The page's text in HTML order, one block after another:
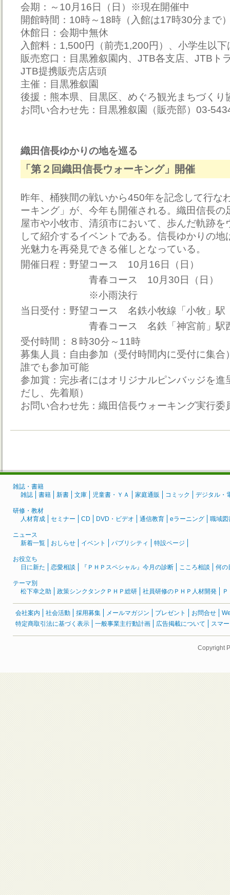
会期：～10月16日（日）※現在開催中
開館時間：10時～18時（入館は17時30分まで
休館日：会期中無休
入館料：1,500円（前売1,200円）、小学生以下
販売窓口：目黒雅叙園内、JTB各支店、JTBト
JTB提携販売店店頭
主催：目黒雅叙園
後援：熊本県、目黒区、めぐろ観光まちづくり
お問い合わせ先：目黒雅叙園（販売部）03-
織田信長ゆかりの地を巡る
「第２回織田信長ウォーキング」開催
昨年、桶狭間の戦いから450年を記念して行な
ーキング」が、今年も開催される。織田信長の
屋市や小牧市、清須市において、歩んだ軌跡を
して紹介するイベントである。信長ゆかりの
光魅力を再発見できる催しとなっている。
開催日程：野望コース 10月16日（日）
青春コース 10月30日（日）
※小雨決行
当日受付：野望コース 名鉄小牧線「小牧」駅
青春コース 名鉄「神宮前」駅
受付時間：８時30分～11時
募集人員：自由参加（受付時間内に受付に
誰でも参加可能
参加賞：完歩者にはオリジナルピンバッジを進
だし、先着順）
お問い合わせ先：織田信長ウォーキング実行
雑誌・書籍
雑誌
書籍 新書 文庫 児童書・ＹＡ 家庭通販 コミック デジタル・
研修・教材
人材育成
セミナー CD DVD・ビデオ 通信教育 eラーニング 職域図
ニュース
新着一覧
おしらせ イベント パブリシティ 特設ページ
お役立ち
日に新た
恋愛相談 『ＰＨＰスペシャル』今月の診断 こころ相談 何の
テーマ別
松下幸之助
政策シンクタンクＰＨＰ総研 社員研修のＰＨＰ人材開発
会社案内 社会活動 採用募集 メールマガジン プレゼント お問合せ
特定商取引法に基づく表示
一般事業主行動計画 広告掲載について スマ
Copyright